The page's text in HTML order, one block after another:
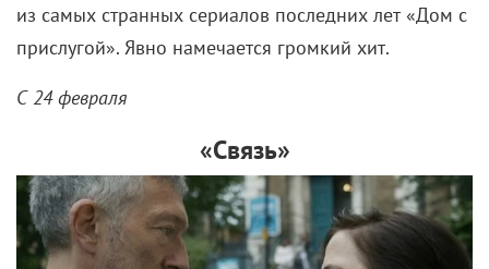
из самых странных сериалов последних лет «Дом с
прислугой». Явно намечается громкий хит.
С 24 февраля
«Связь»